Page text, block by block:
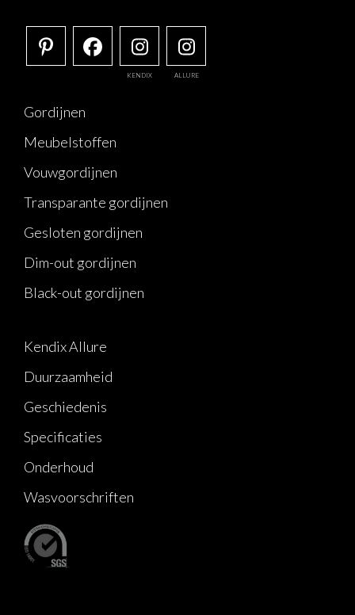
KENDIX ALLURE
Gordijnen
Meubelstoffen
Vouwgordijnen
Transparante gordijnen
Gesloten gordijnen
Dim-out gordijnen
Black-out gordijnen
Kendix Allure
Duurzaamheid
Geschiedenis
Specificaties
Onderhoud
Wasvoorschriften